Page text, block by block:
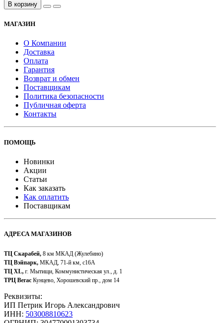
В корзину
МАГАЗИН
О Компании
Доставка
Оплата
Гарантия
Возврат и обмен
Поставщикам
Политика безопасности
Публичная оферта
Контакты
ПОМОЩЬ
Новинки
Акции
Статьи
Как заказать
Как оплатить
Поставщикам
АДРЕСА МАГАЗИНОВ
ТЦ Скарабей, 8 км МКАД (Жулебино)
ТЦ Вэйпарк, МКАД, 71-й км, с16А
ТЦ XL, г. Мытищи, Коммунистическая ул., д. 1
ТРЦ Вегас Кунцево, Хорошевский пр., дом 14
Реквизиты:
ИП Петрик Игорь Александрович
ИНН: 503008810623